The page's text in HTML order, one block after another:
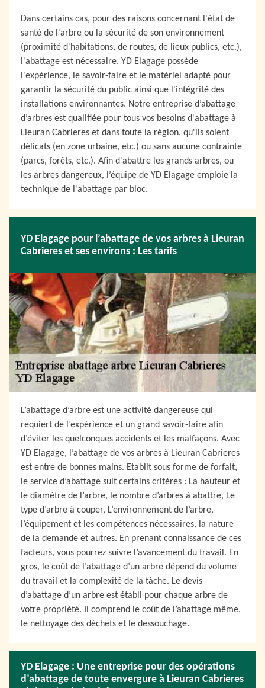
Dans certains cas, pour des raisons concernant l'état de
santé de l'arbre ou la sécurité de son environnement
(proximité d'habitations, de routes, de lieux publics, etc.),
l'abattage est nécessaire. YD Elagage possède
l'expérience, le savoir-faire et le matériel adapté pour
garantir la sécurité du public ainsi que l'intégrité des
installations environnantes. Notre entreprise d’abattage
d’arbres est qualifiée pour tous vos besoins d'abattage à
Lieuran Cabrieres et dans toute la région, qu'ils soient
délicats (en zone urbaine, etc.) ou sans aucune contrainte
(parcs, forêts, etc.). Afin d'abattre les grands arbres, ou
les arbres dangereux, l’équipe de YD Elagage emploie la
technique de l'abattage par bloc.
YD Elagage pour l’abattage de vos arbres à Lieuran
Cabrieres et ses environs : Les tarifs
L’abattage d’arbre est une activité dangereuse qui
requiert de l’expérience et un grand savoir-faire afin
d’éviter les quelconques accidents et les malfaçons. Avec
YD Elagage, l’abattage de vos arbres à Lieuran Cabrieres
est entre de bonnes mains. Etablit sous forme de forfait,
le service d’abattage suit certains critères : La hauteur et
le diamètre de l’arbre, le nombre d’arbres à abattre, Le
type d’arbre à couper, L’environnement de l’arbre,
l’équipement et les compétences nécessaires, la nature
de la demande et autres. En prenant connaissance de ces
facteurs, vous pourrez suivre l’avancement du travail. En
gros, le coût de l’abattage d’un arbre dépend du volume
du travail et la complexité de la tâche. Le devis
d’abattage d’un arbre est établi pour chaque arbre de
votre propriété. Il comprend le coût de l’abattage même,
le nettoyage des déchets et le dessouchage.
YD Elagage : Une entreprise pour des opérations
d’abattage de toute envergure à Lieuran Cabrieres